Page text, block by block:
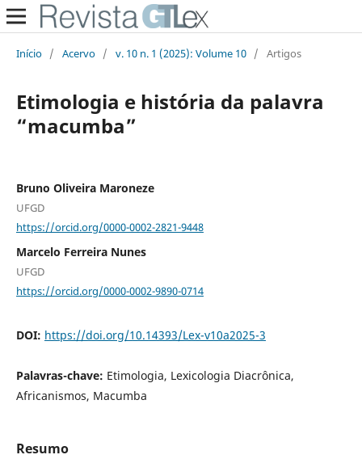
Início / Acervo / v. 10 n. 1 (2025): Volume 10 / Artigos
Etimologia e história da palavra
“macumba”
Bruno Oliveira Maroneze
UFGD
https://orcid.org/0000-0002-2821-9448
Marcelo Ferreira Nunes
UFGD
https://orcid.org/0000-0002-9890-0714
DOI: https://doi.org/10.14393/Lex-v10a2025-3
Palavras-chave: Etimologia, Lexicologia Diacrônica,
Africanismos, Macumba
Resumo